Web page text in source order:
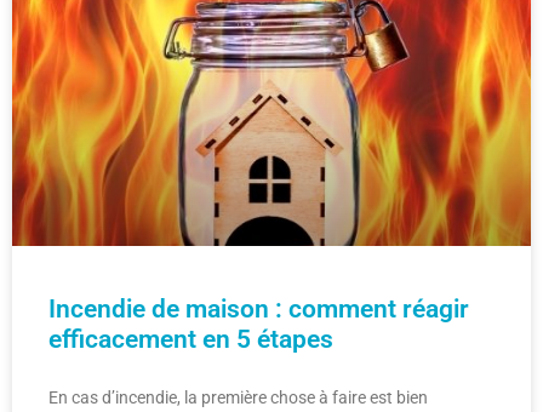
Incendie de maison : comment réagir
efficacement en 5 étapes
En cas d’incendie, la première chose à faire est bien